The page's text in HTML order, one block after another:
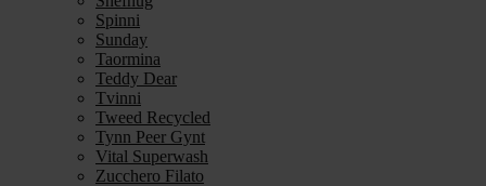
Spinni
Sunday
Taormina
Teddy Dear
Tvinni
Tweed Recycled
Tynn Peer Gynt
Vital Superwash
Zucchero Filato